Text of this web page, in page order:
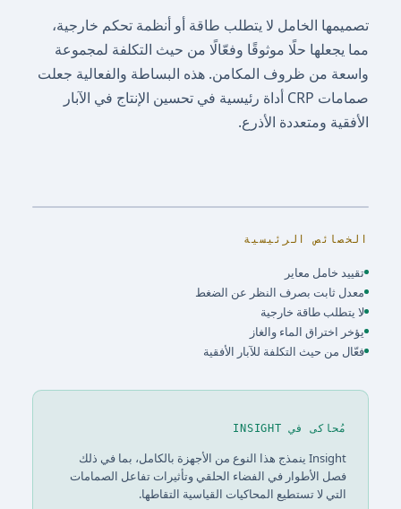
تصميمها الخامل لا يتطلب طاقة أو أنظمة تحكم خارجية،
مما يجعلها حلًا موثوقًا وفعّالًا من حيث التكلفة لمجموعة
واسعة من ظروف المكامن. هذه البساطة والفعالية جعلت
صمامات CRP أداة رئيسية في تحسين الإنتاج في الآبار
الأفقية ومتعددة الأذرع.
الخصائص الرئيسية
تقييد خامل معاير
معدل ثابت بصرف النظر عن الضغط
لا يتطلب طاقة خارجية
يؤخر اختراق الماء والغاز
فعّال من حيث التكلفة للآبار الأفقية
مُحاكى في INSIGHT
Insight ينمذج هذا النوع من الأجهزة بالكامل، بما في ذلك
فصل الأطوار في الفضاء الحلقي وتأثيرات تفاعل الصمامات
التي لا تستطيع المحاكيات القياسية التقاطها.